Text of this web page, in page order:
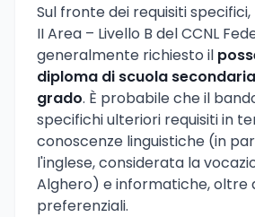
Sul fronte dei requisiti
II Area – Livello B del CCNL
generalmente richiesto il
diploma di scuola
grado. È probabile che il
specifichi ulteriori requisiti in
conoscenze linguistiche (in
l'inglese, considerata la
Alghero) e informatiche, oltre
preferenziali.